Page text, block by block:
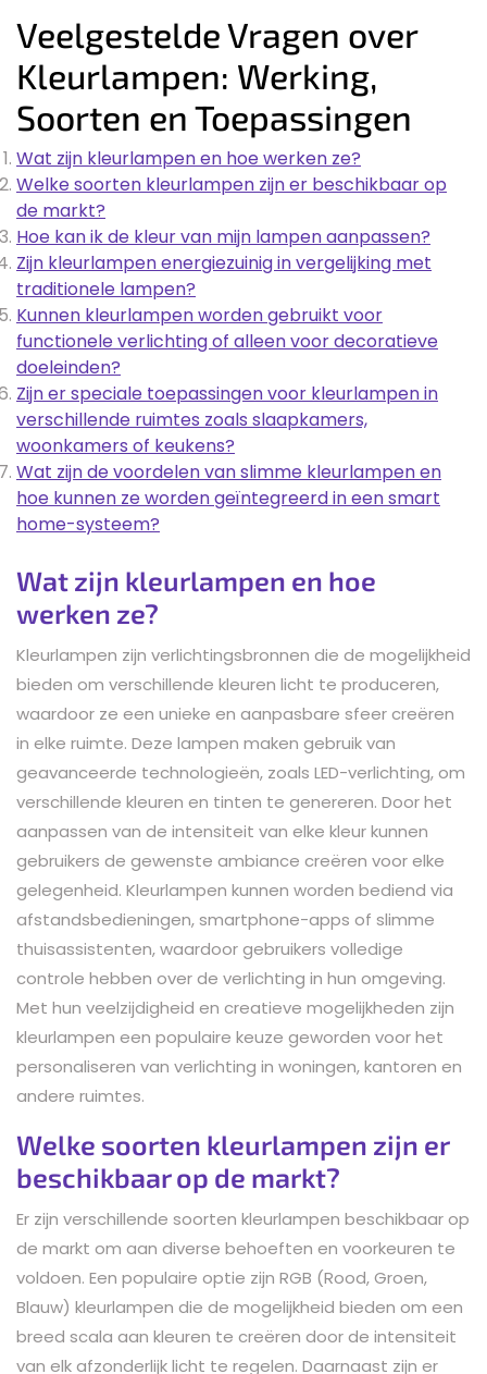
Veelgestelde Vragen over
Kleurlampen: Werking,
Soorten en Toepassingen
Wat zijn kleurlampen en hoe werken ze?
Welke soorten kleurlampen zijn er beschikbaar op
de markt?
Hoe kan ik de kleur van mijn lampen aanpassen?
Zijn kleurlampen energiezuinig in vergelijking met
traditionele lampen?
Kunnen kleurlampen worden gebruikt voor
functionele verlichting of alleen voor decoratieve
doeleinden?
Zijn er speciale toepassingen voor kleurlampen in
verschillende ruimtes zoals slaapkamers,
woonkamers of keukens?
Wat zijn de voordelen van slimme kleurlampen en
hoe kunnen ze worden geïntegreerd in een smart
home-systeem?
Wat zijn kleurlampen en hoe
werken ze?
Kleurlampen zijn verlichtingsbronnen die de mogelijkheid
bieden om verschillende kleuren licht te produceren,
waardoor ze een unieke en aanpasbare sfeer creëren
in elke ruimte. Deze lampen maken gebruik van
geavanceerde technologieën, zoals LED-verlichting, om
verschillende kleuren en tinten te genereren. Door het
aanpassen van de intensiteit van elke kleur kunnen
gebruikers de gewenste ambiance creëren voor elke
gelegenheid. Kleurlampen kunnen worden bediend via
afstandsbedieningen, smartphone-apps of slimme
thuisassistenten, waardoor gebruikers volledige
controle hebben over de verlichting in hun omgeving.
Met hun veelzijdigheid en creatieve mogelijkheden zijn
kleurlampen een populaire keuze geworden voor het
personaliseren van verlichting in woningen, kantoren en
andere ruimtes.
Welke soorten kleurlampen zijn er
beschikbaar op de markt?
Er zijn verschillende soorten kleurlampen beschikbaar op
de markt om aan diverse behoeften en voorkeuren te
voldoen. Een populaire optie zijn RGB (Rood, Groen,
Blauw) kleurlampen die de mogelijkheid bieden om een
breed scala aan kleuren te creëren door de intensiteit
van elk afzonderlijk licht te regelen. Daarnaast zijn er